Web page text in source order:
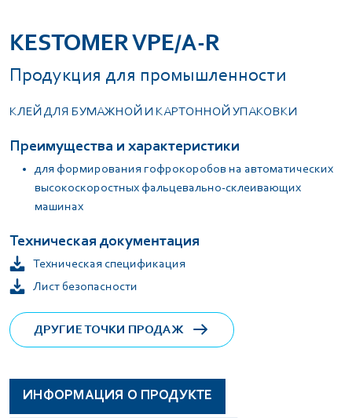
KESTOMER VPE/А-R
Продукция для промышленности
КЛЕЙ ДЛЯ БУМАЖНОЙ И КАРТОННОЙ УПАКОВКИ
Преимущества и характеристики
для формирования гофрокоробов на автоматических
высокоскоростных фальцевально-склеивающих
машинах
Техническая документация
Техническая спецификация
Лист безопасности
ДРУГИЕ ТОЧКИ ПРОДАЖ
ИНФОРМАЦИЯ О ПРОДУКТЕ